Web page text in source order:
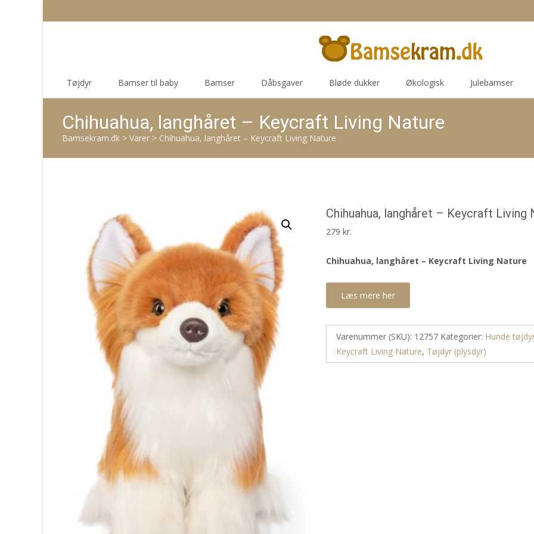
Tøjdyr Bamser til baby Bamser Dåbsgaver Bløde dukker Økologisk Julebamser
Chihuahua, langhåret – Keycraft Living Nature
Bamsekram.dk > Varer > Chihuahua, langhåret – Keycraft Living Nature
Chihuahua, langhåret – Keycraft Living
279kr.
Chihuahua, langhåret – Keycraft Living Nature
Læs mere her
Varenummer (SKU): 12757 Kategorier: Hunde
Keycraft Living Nature, Tøjdyr (plysdyr)